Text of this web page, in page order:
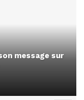
message sur